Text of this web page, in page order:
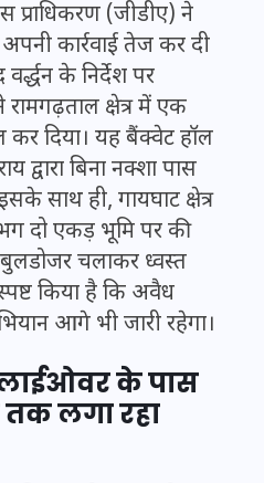
प्राधिकरण (जीडीए) ने
कार्रवाई तेज कर दी
के निर्देश पर
रामगढ़ताल क्षेत्र में एक
दिया। यह बैंक्वेट हॉल
द्वारा बिना नक्शा पास
साथ ही, गायघाट क्षेत्र
दो एकड़ भूमि पर की
चलाकर ध्वस्त
किया है कि अवैध
आगे भी जारी रहेगा।
के पास
तक लगा रहा